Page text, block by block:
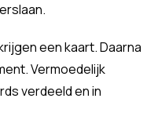
een kaart. Daarna
Vermoedelijk
verdeeld en in